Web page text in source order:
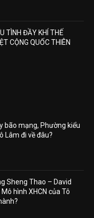
TÌNH ĐẦY KHÍ THẾ
CỘNG QUỐC THIÊN
bão mạng, Phường kiểu
Lâm đi về đâu?
Sheng Thao – David
hình XHCN của Tô